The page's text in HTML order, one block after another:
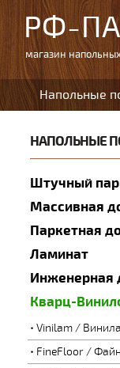
РФ-
магазин
Напольные
НАПОЛЬНЫЕ
Штучный
Массивная
Паркетная
Ламинат
Инженерная
Кварц-
Vinilam /
FineFloor /